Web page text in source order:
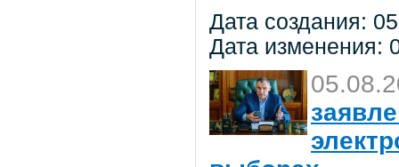
Дата создания:
Дата изменения: